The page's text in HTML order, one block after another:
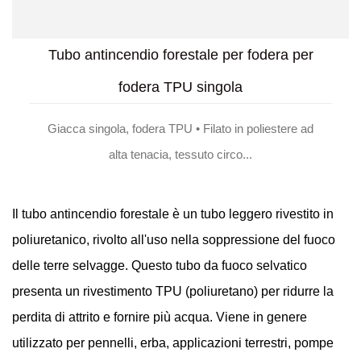
Tubo antincendio forestale per fodera per
fodera TPU singola
Giacca singola, fodera TPU • Filato in poliestere ad
alta tenacia, tessuto circo...
Il tubo antincendio forestale è un tubo leggero rivestito in
poliuretanico, rivolto all'uso nella soppressione del fuoco
delle terre selvagge. Questo tubo da fuoco selvatico
presenta un rivestimento TPU (poliuretano) per ridurre la
perdita di attrito e fornire più acqua. Viene in genere
utilizzato per pennelli, erba, applicazioni terrestri, pompe